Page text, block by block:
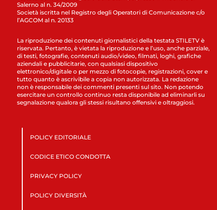
Salerno al n. 34/2009
Società iscritta nel Registro degli Operatori di Comunicazione c/o
l’AGCOM al n. 20133
La riproduzione dei contenuti giornalistici della testata STILETV è
riservata. Pertanto, è vietata la riproduzione e l’uso, anche parziale,
di testi, fotografie, contenuti audio/video, filmati, loghi, grafiche
aziendali e pubblicitarie, con qualsiasi dispositivo
elettronico/digitale o per mezzo di fotocopie, registrazioni, cover e
tutto quanto è ascrivibile a copia non autorizzata. La redazione
non è responsabile dei commenti presenti sul sito. Non potendo
esercitare un controllo continuo resta disponibile ad eliminarli su
segnalazione qualora gli stessi risultano offensivi e oltraggiosi.
POLICY EDITORIALE
CODICE ETICO CONDOTTA
PRIVACY POLICY
POLICY DIVERSITÀ